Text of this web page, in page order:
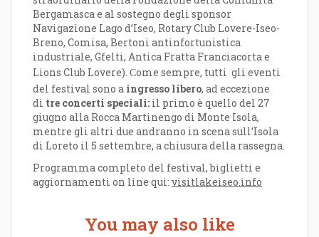
Bergamasca e al sostegno degli sponsor
Navigazione Lago d’Iseo, Rotary Club Lovere-Iseo-
Breno, Comisa, Bertoni antinfortunistica
industriale, Gfelti, Antica Fratta Franciacorta e
Lions Club Lovere). Come sempre, tutti gli eventi
del festival sono a ingresso libero, ad eccezione
di tre concerti speciali: il primo è quello del 27
giugno alla Rocca Martinengo di Monte Isola,
mentre gli altri due andranno in scena sull’Isola
di Loreto il 5 settembre, a chiusura della rassegna.
Programma completo del festival, biglietti e
aggiornamenti on line qui: visitlakeiseo.info
You may also like